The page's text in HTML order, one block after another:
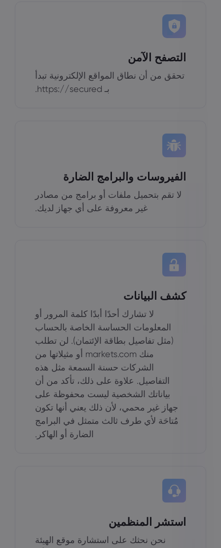
التصفح الآمن
تحقق من أن نطاق المواقع الإلكترونية تبدأ
بـ https://secured.
الفيروسات والبرامج الضارة
لا تقم بتحميل ملفات أو برامج من مصادر
غير معروفة على أي جهاز لديك.
كشف البيانات
لا تشارك أحدًا أبدًا كلمة المرور أو
المعلومات الحساسة الخاصة بالحساب
(مثل تفاصيل بطاقة الإئتمان). لن تطلب
منك markets.com أو مثيلاتها من
الشركات حسنة السمعة مثل هذه
التفاصيل. علاوة على ذلك، تأكد من أن
بياناتك الشخصية ليست محفوظة على
جهاز غير محمي، لأن ذلك يعني أنها تكون
مُتاحَة لأي طرف ثالث متمثل في البرامج
الضارة أو الهاكر.
استشر المنظمين
نحن نحثك على استشارة موقع الهيئة